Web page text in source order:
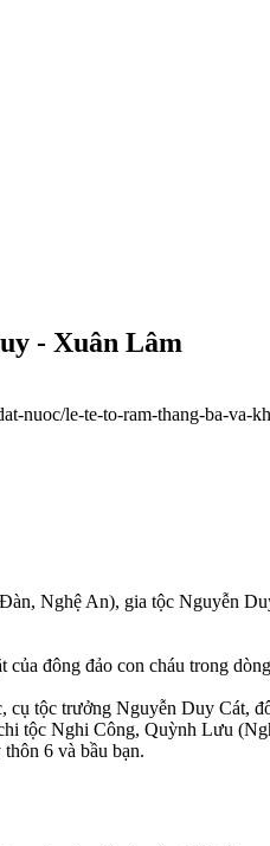
- Xuân Lâm
nuoc/le-te-to-ram-thang-ba-va-
Nghệ An), gia tộc Nguyễn
đông đảo con cháu trong
tộc trưởng Nguyễn Duy Cát,
tộc Nghi Công, Quỳnh Lưu
6 và bầu bạn.